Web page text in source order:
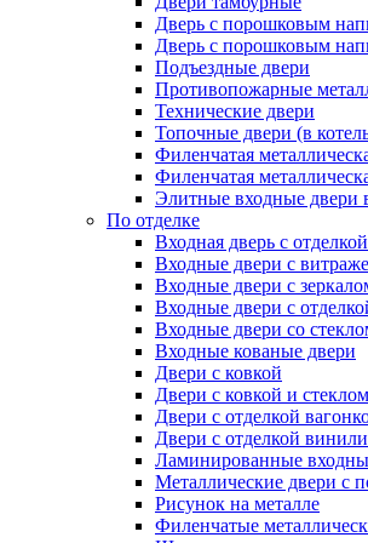
Дверь с порошковым
Дверь с порошковым
Подъездные двери
Противопожарные
Технические двери
Топочные двери (в
Филенчатая
Филенчатая
Элитные входные двери
По отделке
Входная дверь с
Входные двери с
Входные двери с
Входные двери с
Входные двери со
Входные кованые двери
Двери с ковкой
Двери с ковкой и стеклом
Двери с отделкой
Двери с отделкой
Ламинированные
Металлические двери с
Рисунок на металле
Филенчатые